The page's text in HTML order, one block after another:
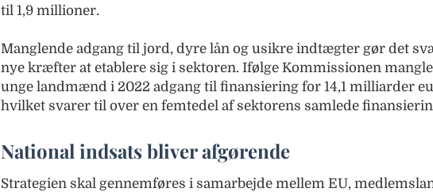
til 1,9 millioner.
Manglende adgang til jord, dyre lån og usikre indtægter gør det
nye kræfter at etablere sig i sektoren. Ifølge Kommissionen
unge landmænd i 2022 adgang til finansiering for 14,1 milliarder
hvilket svarer til over en femtedel af sektorens samlede
National indsats bliver afgørende
Strategien skal gennemføres i samarbejde mellem EU,